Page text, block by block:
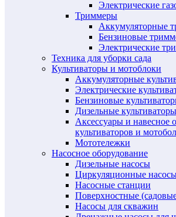
Электрические
Триммеры
Аккумуляторные
Бензиновые
Электрические
Техника для уборки сада
Культиваторы и мотоблоки
Аккумуляторные
Электрические
Бензиновые
Дизельные
Аксессуары и навесное
культиваторов и
Мототележки
Насосное оборудование
Дизельные насосы
Циркуляционные
Насосные станции
Поверхностные
Насосы для скважин